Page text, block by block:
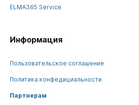
ELMA365 Service
Информация
Пользовательское соглашение
Политика конфедициальности
Партнерам